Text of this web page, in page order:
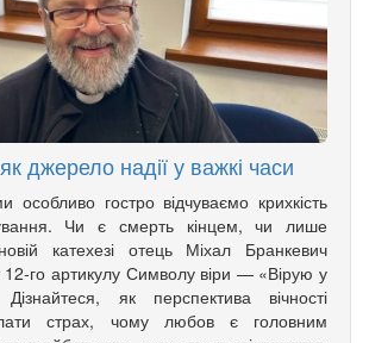
джерело надії у важкі часи
особливо гостро відчуваємо крихкість
Чи є смерть кінцем, чи лише
катехезі отець Міхал Бранкевич
12-го артикулу Символу віри — «Вірую у
як перспектива вічності
страх, чому любов є головним